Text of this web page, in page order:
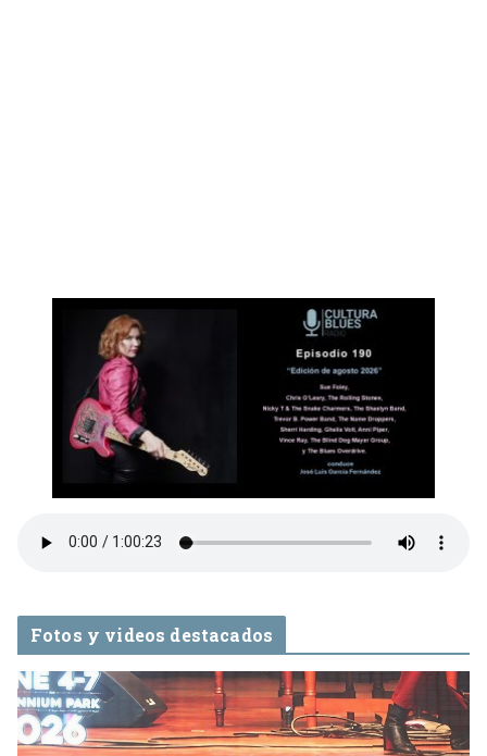
Fotos y videos destacados